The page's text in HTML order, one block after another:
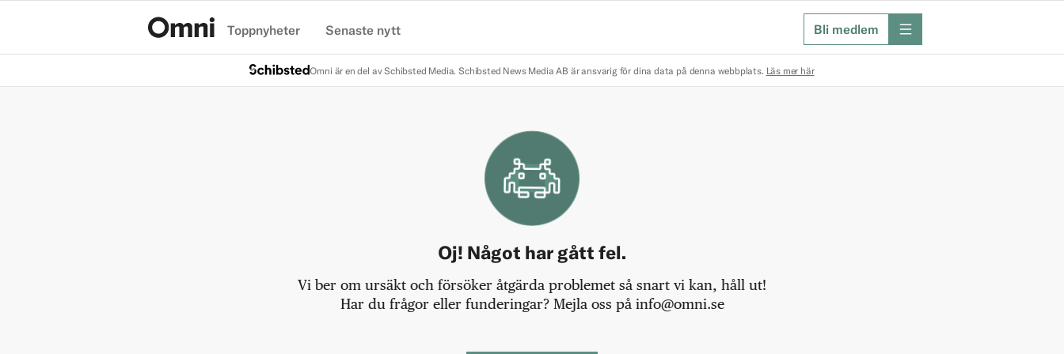
Toppnyheter Senaste nytt Bli medlem meny
Omni är en del av Schibsted Media. Schibsted News Media AB är ansvarig för dina data på denna webbplats. Läs mer här
Oj! Något har gått fel.
Vi ber om ursäkt och försöker åtgärda problemet så snart vi kan, håll ut!
Har du frågor eller funderingar? Mejla oss på info@omni.se